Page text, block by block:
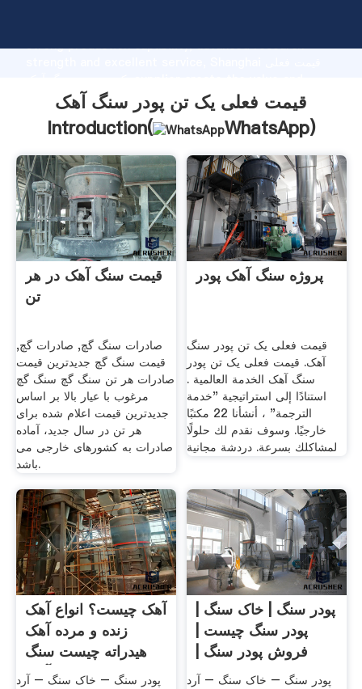
strong production capability, advanced research
bring values to all of customers.
قیمت فعلی یک تن پودر سنگ آهک
Introduction(
WhatsApp)
قیمت سنگ آهک در هر
تن
صادرات سنگ گچ, صادرات گچ,
قیمت سنگ گچ جدیدترین قیمت
صادرات هر تن سنگ گچ سنگ گچ
مرغوب با عیار بالا بر اساس
جدیدترین قیمت اعلام شده برای
هر تن در سال جدید، آماده
صادرات به کشورهای خارجی می
باشد.
پروژه سنگ آهک پودر
قیمت فعلی یک تن پودر سنگ
آهک. قیمت فعلی یک تن پودر
سنگ آهک الخدمة العالمية .
استنادًا إلى استراتيجية "خدمة
الترجمة" ، أنشأنا 22 مكتبًا
خارجيًا. وسوف نقدم لك حلولًا
لمشاكلك بسرعة. دردشة مجانية
آهک چیست؟ انواع آهک
زنده و مرده آهک
هیدراته چیست سنگ
آهک
پودر سنگ – خاک سنگ – آرد
پودر سنگ | خاک سنگ |
پودر سنگ چیست |
فروش پودر سنگ |
قیمت
پودر سنگ – خاک سنگ – آرد